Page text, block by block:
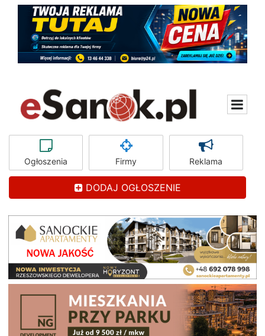
Ogłoszenia Firmy Reklama
DODAJ OGŁOSZENIE